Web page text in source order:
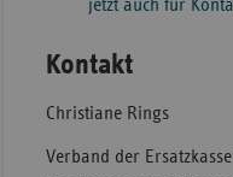
jetzt auch für
Kontakt
Christiane Rings
Verband der